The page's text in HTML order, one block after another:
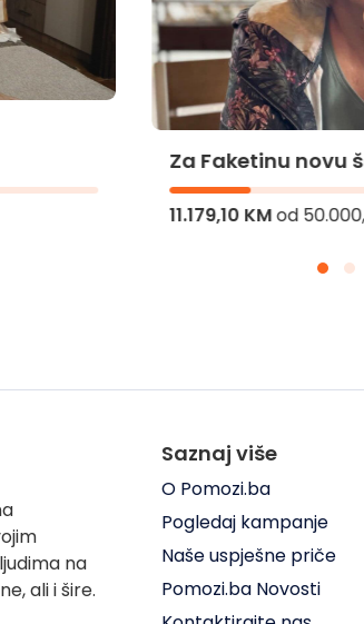
Za Faketinu novu
11.179,10 KMod
na
ali i šire.
Saznaj više
O Pomozi.ba
Pogledaj kampanje
Naše uspješne priče
Pomozi.ba Novosti